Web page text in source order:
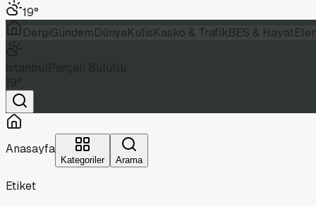
19°
DergiGündemDünyaKulisKasko & TrafikBES & Hayat
Anasayfa
Kategoriler Arama
Etiket